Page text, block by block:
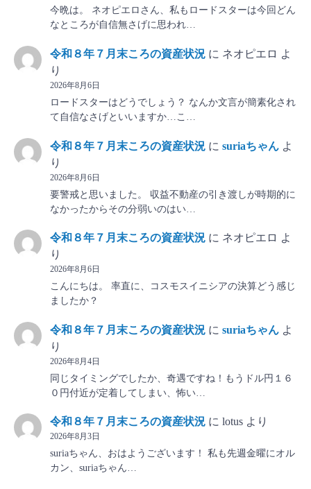
今晩は。 ネオピエロさん、私もロードスターは今回どん
なところが自信無さげに思われ…
令和８年７月末ころの資産状況 に ネオピエロ よ
り
2026年8月6日
ロードスターはどうでしょう？ なんか文言が簡素化され
て自信なさげといいますか…こ…
令和８年７月末ころの資産状況 に suriaちゃん よ
り
2026年8月6日
要警戒と思いました。 収益不動産の引き渡しが時期的に
なかったからその分弱いのはい…
令和８年７月末ころの資産状況 に ネオピエロ よ
り
2026年8月6日
こんにちは。 率直に、コスモスイニシアの決算どう感じ
ましたか？
令和８年７月末ころの資産状況 に suriaちゃん よ
り
2026年8月4日
同じタイミングでしたか、奇遇ですね！もうドル円１６
０円付近が定着してしまい、怖い…
令和８年７月末ころの資産状況 に lotus より
2026年8月3日
suriaちゃん、おはようございます！ 私も先週金曜にオル
カン、suriaちゃん…